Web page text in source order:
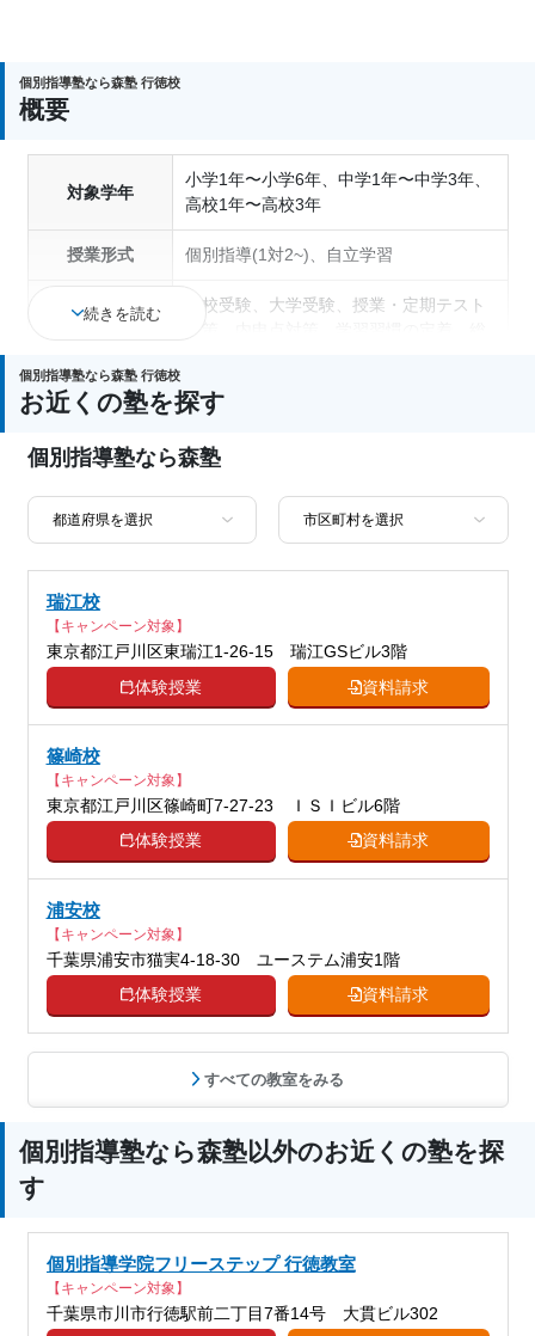
個別指導塾なら森塾 行徳校
概要
対象学年
小学1年〜小学6年、中学1年〜中学3年、
高校1年〜高校3年
授業形式 個別指導(1対2~)、自立学習
高校受験、大学受験、授業・定期テスト
塾の特徴
能、季節講習のみの受講可、自習室あり
国語、現代文、古典（古文・漢文）、算
数、数学、理科、物理、化学、生物、地
続きを読む
個別指導塾なら森塾 行徳校
お近くの塾を探す
個別指導塾なら森塾
瑞江校
【キャンペーン対象】
東京都江戸川区東瑞江1-26-15 瑞江GSビル3階
体験授業
資料請求
篠崎校
【キャンペーン対象】
東京都江戸川区篠崎町7-27-23 ＩＳＩビル6階
体験授業
資料請求
浦安校
【キャンペーン対象】
千葉県浦安市猫実4-18-30 ユーステム浦安1階
体験授業
資料請求
すべての教室をみる
個別指導塾なら森塾以外のお近くの塾を探
す
個別指導学院フリーステップ 行徳教室
【キャンペーン対象】
千葉県市川市行徳駅前二丁目7番14号 大貫ビル302